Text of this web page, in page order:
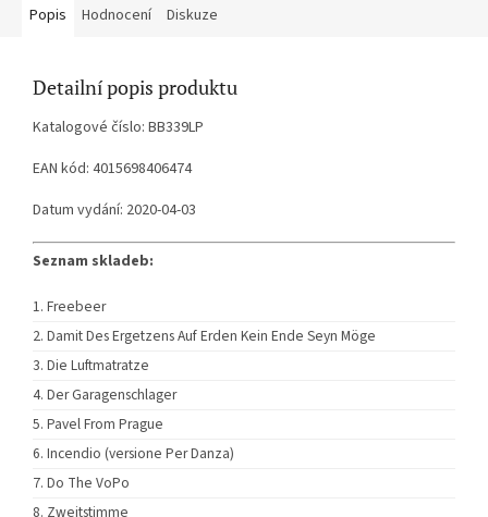
Popis Hodnocení Diskuze
Detailní popis produktu
Katalogové číslo: BB339LP
EAN kód: 4015698406474
Datum vydání: 2020-04-03
Seznam skladeb:
Freebeer
Damit Des Ergetzens Auf Erden Kein Ende Seyn Möge
Die Luftmatratze
Der Garagenschlager
Pavel From Prague
Incendio (versione Per Danza)
Do The VoPo
Zweitstimme